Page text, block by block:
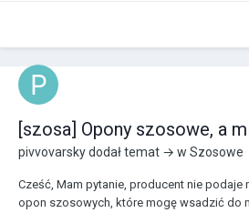
[szosa] Opony szosowe, a
pivvovarskydodał temat → w Szosowe
Cześć, Mam pytanie, producent nie
opon szosowych, które mogę wsadzić do